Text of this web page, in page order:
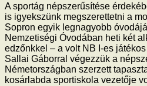
A sportág népszerűsítése
is igyekszünk megszerettetni a
Sopron egyik legnagyobb
Nemzetiségi Óvodában heti két
edzőnkkel – a volt NB I-es
Sallai Gáborral végezzük a
Németországban szerzett
kosárlabda sportiskola vezetője